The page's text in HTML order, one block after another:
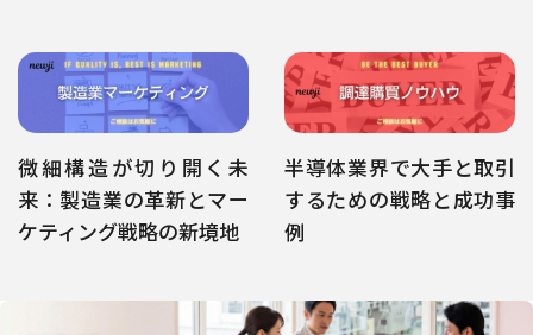
微細構造が切り開く未
来：製造業の革新とマー
ケティング戦略の新境地
半導体業界で大手と取引
するための戦略と成功事
例